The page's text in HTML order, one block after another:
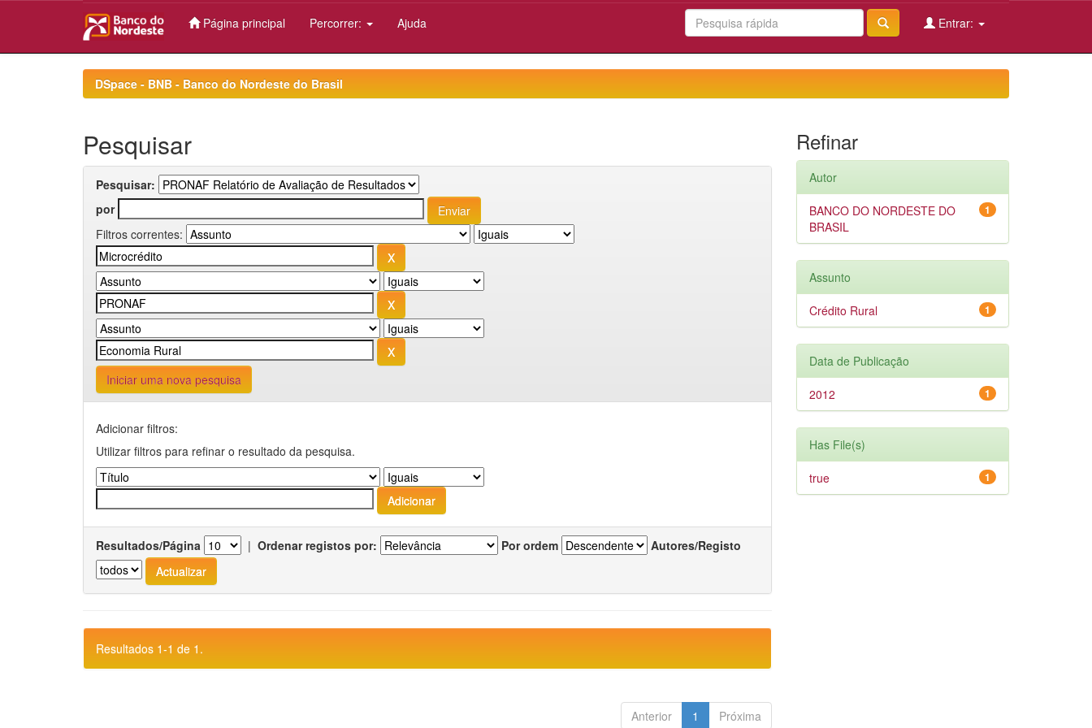
Página principal Percorrer: Ajuda Entrar:
DSpace - BNB - Banco do Nordeste do Brasil
Pesquisar
Pesquisar:
por
Filtros correntes:
Iniciar uma nova pesquisa
Adicionar filtros:
Utilizar filtros para refinar o resultado da pesquisa.
Resultados/Página | Ordenar registos por: Por ordem Autores/Registo
Resultados 1-1 de 1.
Anterior 1 Próxima
Refinar
Autor
1
BANCO DO NORDESTE DO
BRASIL
Assunto
1
Crédito Rural
Data de Publicação
1
2012
Has File(s)
1
true